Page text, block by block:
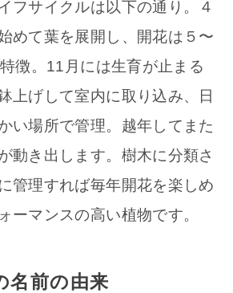
フサイクルは以下の通り。４
めて葉を展開し、開花は５〜
徴。11月には生育が止まる
上げして室内に取り込み、日
い場所で管理。越年してまた
動き出します。樹木に分類さ
管理すれば毎年開花を楽しめ
ーマンスの高い植物です。
名前の由来